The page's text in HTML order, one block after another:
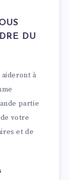
DU
aideront à
partie
votre
et de